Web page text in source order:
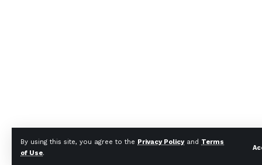
By using this site, you agree to the Privacy Policyand Terms
of Use.